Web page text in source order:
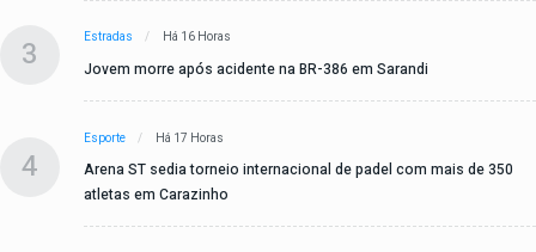
3 Estradas Há 16 Horas
Jovem morre após acidente na BR-386 em Sarandi
4
Esporte Há 17 Horas
Arena ST sedia torneio internacional de padel com mais de 350
atletas em Carazinho